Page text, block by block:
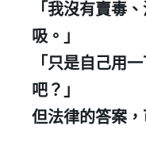
「我沒有賣毒
吸。」
「只是自己用
吧？」
但法律的答案